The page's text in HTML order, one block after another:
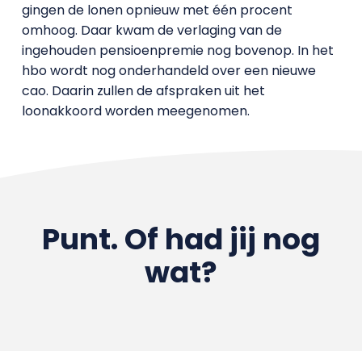
gingen de lonen opnieuw met één procent
omhoog. Daar kwam de verlaging van de
ingehouden pensioenpremie nog bovenop. In het
hbo wordt nog onderhandeld over een nieuwe
cao. Daarin zullen de afspraken uit het
loonakkoord worden meegenomen.
Punt. Of had jij nog
wat?